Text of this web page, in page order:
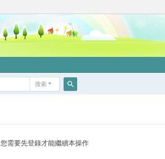
搜索
您需要先登錄才能繼續本操作